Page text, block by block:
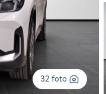
32 foto